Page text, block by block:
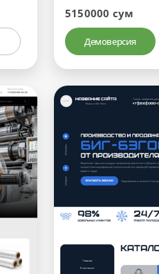
5150000 сум
Демоверсия